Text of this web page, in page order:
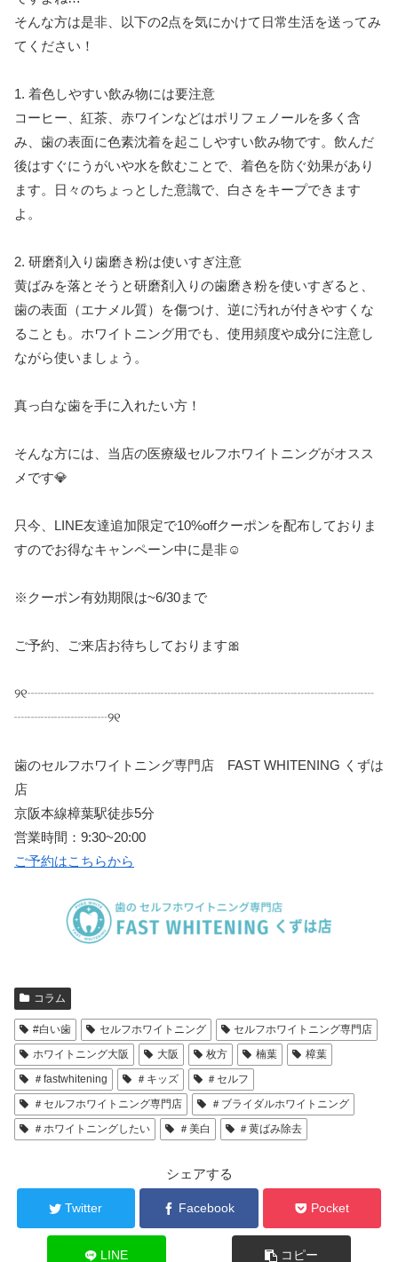
そんな方は是非、以下の2点を気にかけて日常生活を送ってみ
てください！
1. 着色しやすい飲み物には要注意
コーヒー、紅茶、赤ワインなどはポリフェノールを多く含
み、歯の表面に色素沈着を起こしやすい飲み物です。飲んだ
後はすぐにうがいや水を飲むことで、着色を防ぐ効果があり
ます。日々のちょっとした意識で、白さをキープできます
よ。
2. 研磨剤入り歯磨き粉は使いすぎ注意
黄ばみを落とそうと研磨剤入りの歯磨き粉を使いすぎると、
歯の表面（エナメル質）を傷つけ、逆に汚れが付きやすくな
ることも。ホワイトニング用でも、使用頻度や成分に注意し
ながら使いましょう。
真っ白な歯を手に入れたい方！
そんな方には、当店の医療級セルフホワイトニングがオスス
メです💎
只今、 LINE友達追加限定で10%offクーポンを配布しておりま
すのでお得なキャンペーン中に是非☺️
※ クーポン有効期限は~6/30まで
ご予約、ご来店お待ちしております🎀
୨୧┈┈┈┈┈┈┈┈┈┈┈┈┈┈┈┈┈┈┈┈┈┈┈┈┈┈
┈┈┈┈┈┈┈୨୧
歯のセルフホワイトニング専門店 FAST WHITENING くずは
店
京阪本線樟葉駅徒歩5分
営業時間： 9:30~20:00
ご予約はこちらから
コラム
#白い歯 セルフホワイトニング
セルフホワイトニング専門店
ホワイトニング大阪
大阪 枚方 楠葉
樟葉
＃fastwhitening
＃キッズ
＃セルフ
＃セルフホワイトニング専門店
＃ブライダルホワイトニング
＃ホワイトニングしたい
＃美白 ＃黄ばみ除去
シェアする
Twitter Facebook Pocket
LINE コピー